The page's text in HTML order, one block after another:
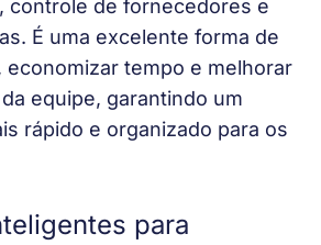
controle de fornecedores e
É uma excelente forma de
economizar tempo e melhorar
equipe, garantindo um
rápido e organizado para os
para